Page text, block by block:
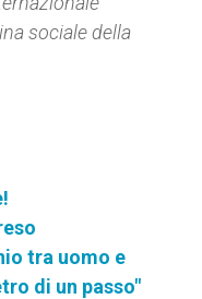
sociale della
tra uomo e
di un passo"